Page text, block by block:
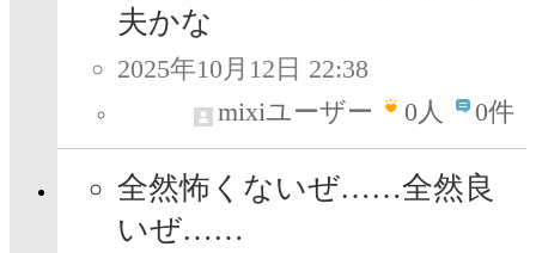
夫かな
2025年10月12日 22:38
mixiユーザー
0人 0件
全然怖くないぜ……全然良
いぜ……